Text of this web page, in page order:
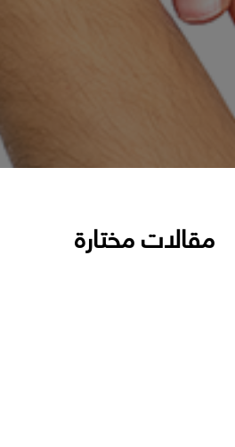
مقالات مختارة